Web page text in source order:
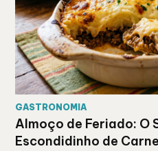
GASTRONOMIA
Almoço de Feriado: O
Escondidinho de